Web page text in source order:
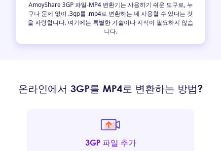
AmoyShare 3GP 파일-MP4 변환기는 사용하기 쉬운 도구로, 누
구나 문제 없이 .3gp를 .mp4로 변환하는 데 사용할 수 있다는 것
을 자랑합니다. 여기에는 특별한 기술이나 지식이 필요하지 않습
니다.
온라인에서 3GP를 MP4로 변환하는 방법?
3GP 파일 추가